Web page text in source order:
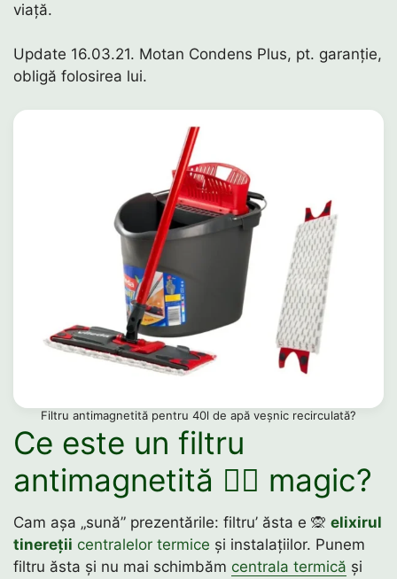
viață.
Update 16.03.21. Motan Condens Plus, pt. garanție,
obligă folosirea lui.
Filtru antimagnetită pentru 40l de apă veșnic recirculată?
Ce este un filtru
antimagnetită 🧙‍♂️ magic?
Cam așa „sună” prezentările: filtru’ ăsta e 🙊 elixirul
tinereții centralelor termice și instalațiilor. Punem
filtru ăsta și nu mai schimbăm centrala termică și